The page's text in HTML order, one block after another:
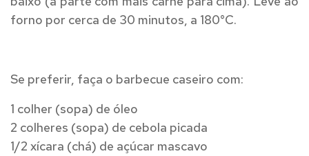
forno por cerca de 30 minutos, a 180°C.
Se preferir, faça o barbecue caseiro com:
1 colher (sopa) de óleo
2 colheres (sopa) de cebola picada
1/2 xícara (chá) de açúcar mascavo